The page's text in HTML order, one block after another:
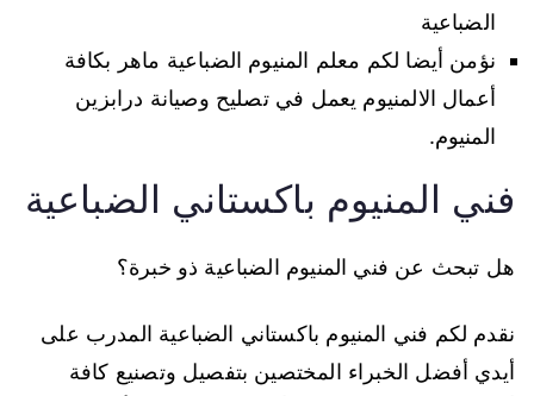
الضباعية
نؤمن أيضا لكم معلم المنيوم الضباعية ماهر بكافة
أعمال الالمنيوم يعمل في تصليح وصيانة درابزين
المنيوم.
فني المنيوم باكستاني الضباعية
هل تبحث عن فني المنيوم الضباعية ذو خبرة؟
نقدم لكم فني المنيوم باكستاني الضباعية المدرب على
أيدي أفضل الخبراء المختصين بتفصيل وتصنيع كافة